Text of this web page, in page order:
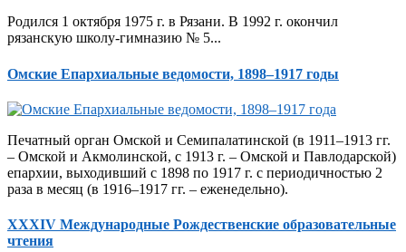
Родился 1 октября 1975 г. в Рязани. В 1992 г. окончил
рязанскую школу-гимназию № 5...
Омские Епархиальные ведомости, 1898–1917 годы
Печатный орган Омской и Семипалатинской (в 1911–1913 гг.
– Омской и Акмолинской, с 1913 г. – Омской и Павлодарской)
епархии, выходивший с 1898 по 1917 г. с периодичностью 2
раза в месяц (в 1916–1917 гг. – еженедельно).
XXXIV Международные Рождественские образовательные
чтения